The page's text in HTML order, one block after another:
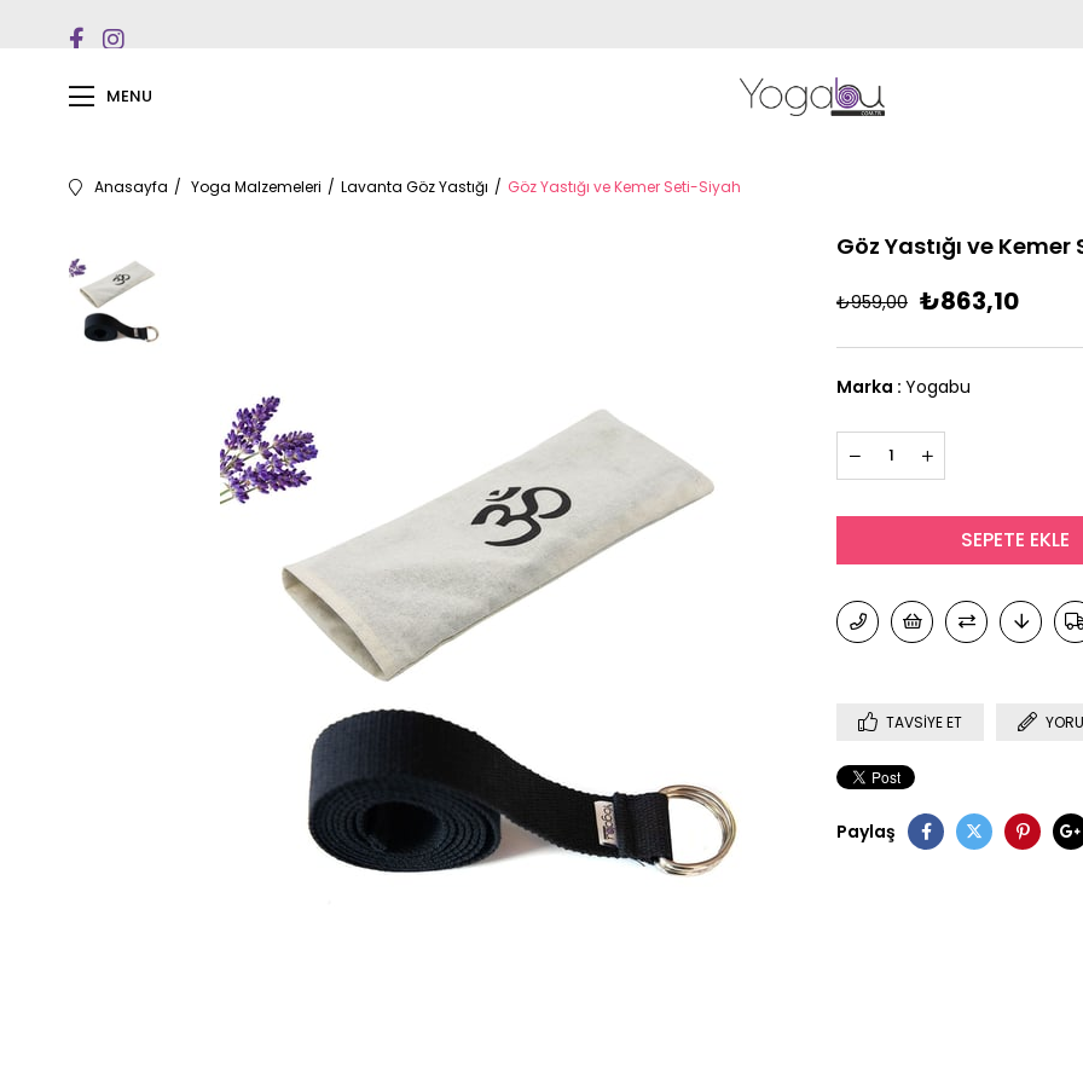
MENU
Anasayfa Yoga Malzemeleri Lavanta Göz Yastığı Göz Yastığı ve Kemer Seti-Siyah
Göz Yastığı ve
₺959,00 ₺863,10
Marka : Yogabu
TAVSIYE ET
Paylaş